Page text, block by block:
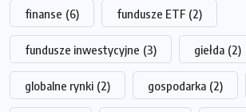
finanse (6) fundusze ETF (2)
fundusze inwestycyjne (3) giełda (2)
globalne rynki (2) gospodarka (2)